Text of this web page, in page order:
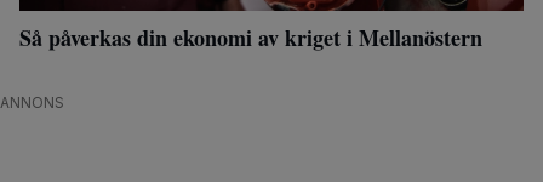
Så påverkas din ekonomi av kriget i Mellanöstern
ANNONS